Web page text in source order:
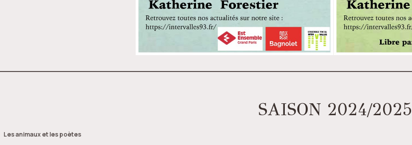
SAISON 2024/2025​
Les animaux et les poètes